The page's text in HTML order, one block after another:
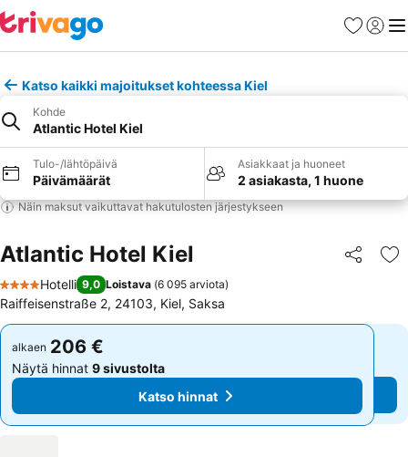
Suosikit
Katso kaikki majoitukset kohteessa Kiel
Kohde
Atlantic Hotel Kiel
Tulo-/lähtöpäivä
Päivämäärät
Asiakkaat ja huoneet
2 asiakasta, 1 huone
Näin maksut vaikuttavat hakutulosten järjestykseen
Atlantic Hotel Kiel Jaa
4 Tähtiluokitus
Hotelli 9,0 Loistava (6 095 arviota)
Raiffeisenstraße 2, 24103, Kiel, Saksa
alkaen 206 €
Näytä hinnat 9 sivustolta
Katso hinnat
alkaen 206 €
Näytä hinnat 9 sivustolta
Katso hinnat